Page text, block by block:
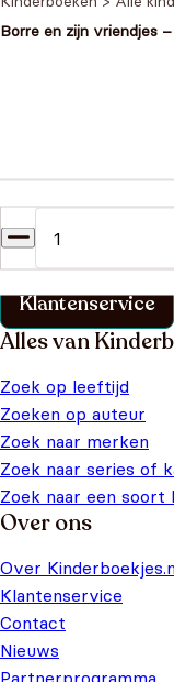
Borre en zijn vriendjes
Vind binnen no-time
klantenservice
Klantenservice
Alles van
Zoek op leeftijd
Zoeken op auteur
Zoek naar merken
Zoek naar series of
Zoek naar een soort
Over ons
Over
Klantenservice
Contact
Nieuws
Partnerprogramma